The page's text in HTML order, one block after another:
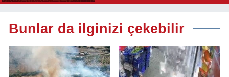
Bunlar da ilginizi çekebilir